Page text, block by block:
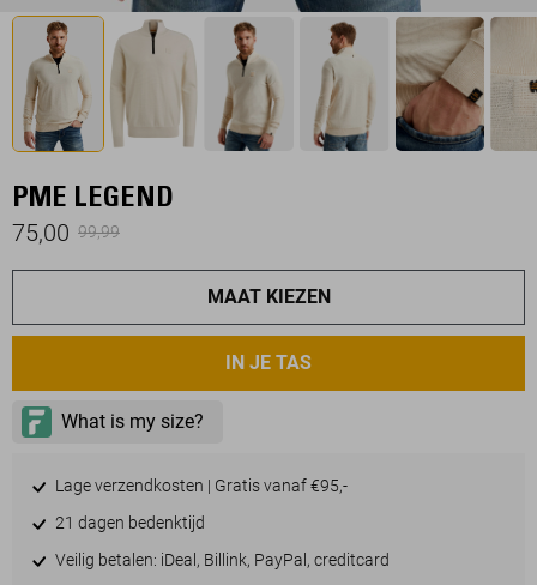
PME LEGEND
75,00 99,99
MAAT KIEZEN
IN JE TAS
Lage verzendkosten | Gratis vanaf €95,-
21 dagen bedenktijd
Veilig betalen: iDeal, Billink, PayPal, creditcard